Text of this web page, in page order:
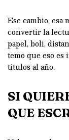
Ese cambio,
convertir la
papel, boli,
temo que eso
títulos al año.
SI
QUE